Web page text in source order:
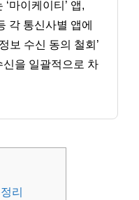
‘마이케이티’ 앱,
각 통신사별 앱에
보 수신 동의 철회’
을 일괄적으로 차
리